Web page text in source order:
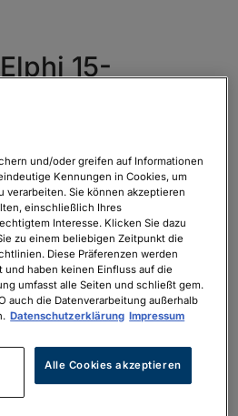
15-
|Feb. 23, 2023
und/oder greifen auf Informationen
Kennungen in Cookies, um
verarbeiten. Sie können akzeptieren
einschließlich Ihres
Interesse. Klicken Sie dazu
zu einem beliebigen Zeitpunkt die
Diese Präferenzen werden
und haben keinen Einfluss auf die
umfasst alle Seiten und schließt gem.
auch die Datenverarbeitung außerhalb
Datenschutzerklärung Impressum
Alle Cookies akzeptieren